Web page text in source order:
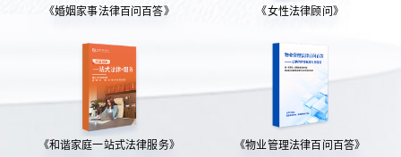
《婚姻家事法律百问百答》 《女性法律顾问》
《和谐家庭一站式法律服务》 《物业管理法律百问百答》